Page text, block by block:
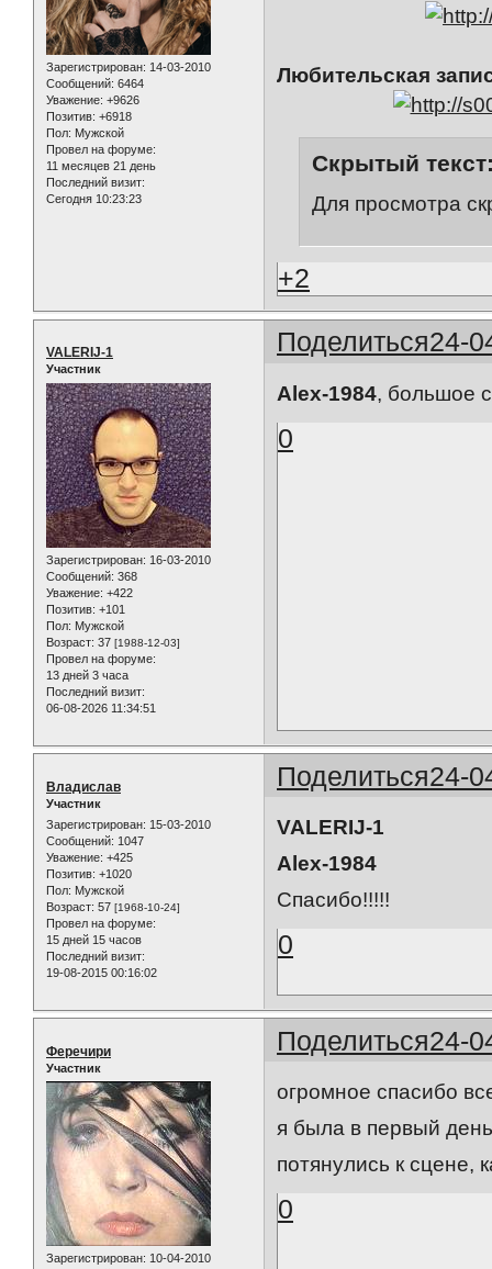
Зарегистрирован: 14-03-2010
Сообщений: 6464
Уважение: +9626
Позитив: +6918
Пол: Мужской
Провел на форуме:
11 месяцев 21 день
Последний визит:
Сегодня 10:23:23
Любительская
Скрытый
Для просмотра
+2
Поделиться24-
VALERIJ-1
Участник
Зарегистрирован: 16-03-2010
Сообщений: 368
Уважение: +422
Позитив: +101
Пол: Мужской
Возраст: 37 [1988-12-03]
Провел на форуме:
13 дней 3 часа
Последний визит:
06-08-2026 11:34:51
Alex-1984, большое
0
Поделиться24-
Владислав
Участник
Зарегистрирован: 15-03-2010
Сообщений: 1047
Уважение: +425
Позитив: +1020
Пол: Мужской
Возраст: 57 [1968-10-24]
Провел на форуме:
15 дней 15 часов
Последний визит:
19-08-2015 00:16:02
VALERIJ-1
Alex-1984
Спасибо!!!!!
0
Поделиться24-
Феречири
Участник
Зарегистрирован: 10-04-2010
огромное спасибо
я была в первый
потянулись к сцене,
0